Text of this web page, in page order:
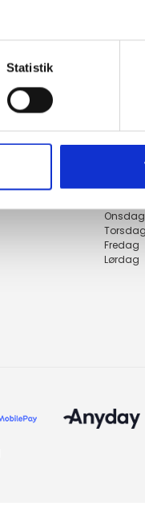
Statistik
Onsdag
Torsdag
Fredag
Lørdag